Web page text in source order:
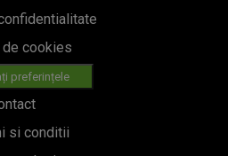
cookies
preferințele
si conditii